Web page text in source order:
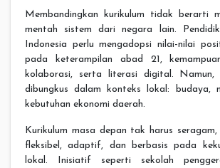
Membandingkan kurikulum tidak berarti
mentah sistem dari negara lain.
Indonesia perlu mengadopsi nilai-nilai
pada keterampilan abad 21,
kolaborasi, serta literasi digital. Namun,
dibungkus dalam konteks lokal: budaya,
kebutuhan ekonomi daerah.
Kurikulum masa depan tak harus
fleksibel, adaptif, dan berbasis pada
lokal. Inisiatif seperti sekolah